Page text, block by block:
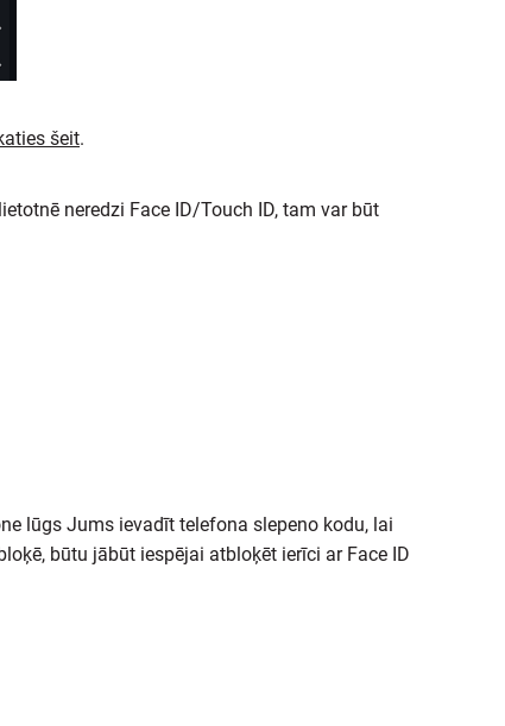
šeit.
neredzi Face ID/Touch ID, tam var būt
lūgs Jums ievadīt telefona slepeno kodu, lai
būtu jābūt iespējai atbloķēt ierīci ar Face ID